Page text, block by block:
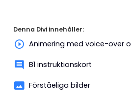
Denna Divi innehåller:
Animering med voice-over
B1 instruktionskort
Förståeliga bilder